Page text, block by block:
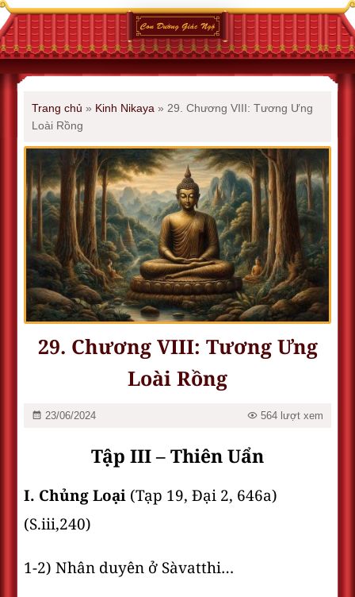
Trang chủ » Kinh Nikaya » 29. Chương VIII: Tương Ưng
Loài Rồng
29. Chương VIII: Tương Ưng
Loài Rồng
23/06/2024 564 lượt xem
Tập III – Thiên Uẩn
I. Chủng Loại (Tạp 19, Ðại 2, 646a)
(S.iii,240)
1-2) Nhân duyên ở Sàvatthi…